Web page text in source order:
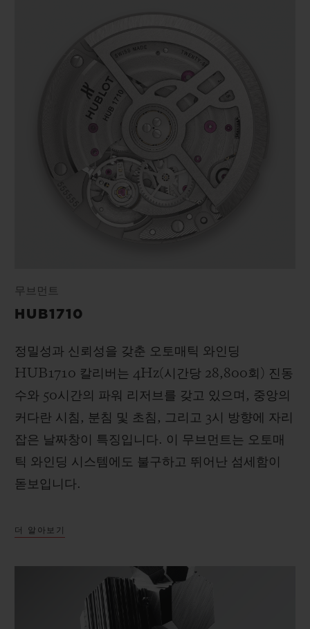
무브먼트
HUB1710
정밀성과 신뢰성을 갖춘 오토매틱 와인딩
HUB1710 칼리버는 4Hz(시간당 28,800회) 진동
수와 50시간의 파워 리저브를 갖고 있으며, 중앙의
커다란 시침, 분침 및 초침, 그리고 3시 방향에 자리
잡은 날짜창이 특징입니다. 이 무브먼트는 오토매
틱 와인딩 시스템에도 불구하고 뛰어난 섬세함이
돋보입니다.
더 알아보기